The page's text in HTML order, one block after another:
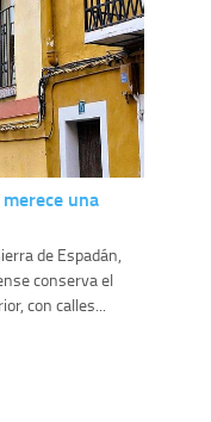
una
de Espadán,
conserva el
con calles...